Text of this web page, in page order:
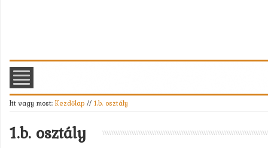
Itt vagy most: Kezdőlap // 1.b. osztály
1.b. osztály